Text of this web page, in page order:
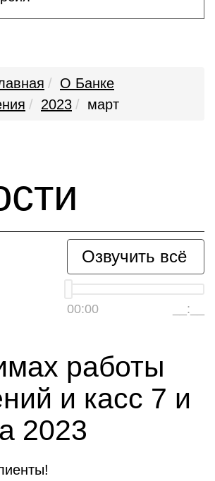
О Банке
2023 март
Озвучить всё
00:00 __:__
работы
и касс 7 и
2023